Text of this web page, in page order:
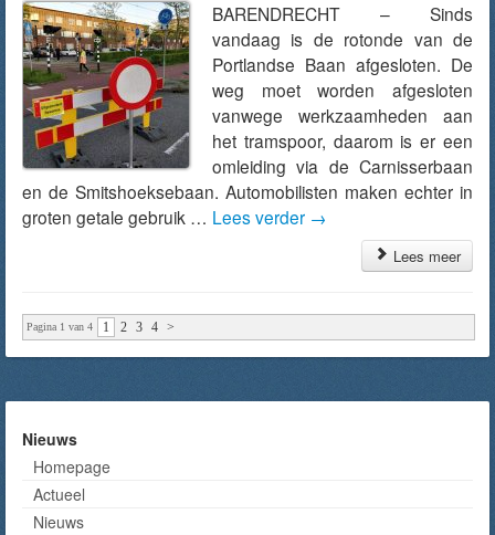
BARENDRECHT – Sinds
vandaag is de rotonde van de
Portlandse Baan afgesloten. De
weg moet worden afgesloten
vanwege werkzaamheden aan
het tramspoor, daarom is er een
omleiding via de Carnisserbaan
en de Smitshoeksebaan. Automobilisten maken echter in
groten getale gebruik … Lees verder →
Lees meer
Pagina 1 van 4 1 2 3 4 >
Nieuws
Homepage
Actueel
Nieuws